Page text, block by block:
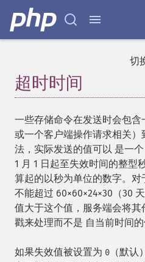
切
超时时间
一些存储命令在发送时会包
或一个客户端操作请求相关
法，实际发送的值可以 是一
1 月 1 日起至失效时间的整型
算起的以秒为单位的数字。
不能超过 60×60×24×30（30
值大于这个值，服务端会将
戳来处理而不是 自当前时间的
如果失效值被设置为 0 （默